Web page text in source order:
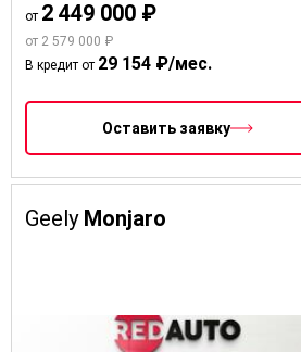
от 2 449 000 ₽
от 2 579 000 ₽
В кредит от 29 154 ₽/мес.
Оставить заявку
Geely Monjaro